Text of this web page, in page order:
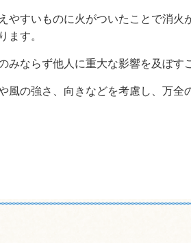
やすいものに火がついたことで消火
ます。
みならず他人に重大な影響を及ぼす
の強さ、向きなどを考慮し、万全